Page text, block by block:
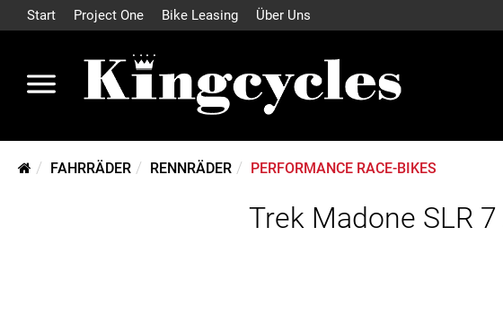
Start Project One Bike Leasing Über Uns
FAHRRÄDER RENNRÄDER PERFORMANCE RACE-BIKES
Trek Madone SLR